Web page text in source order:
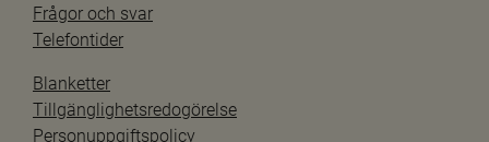
Frågor och svar
Telefontider
Blanketter
Tillgänglighetsredogörelse
Personuppgiftspolicy